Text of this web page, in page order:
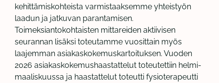
kehittämiskohteista varmistaaksemme yhteistyön
laadun ja jatkuvan parantamisen.
Toimeksiantokohtaisten mittareiden aktiivisen
seurannan lisäksi toteutamme vuosittain myös
laajemman asiakaskokemuskartoituksen. Vuoden
2026 asiakaskokemushaastattelut toteutettiin helmi-
maaliskuussa ja haastattelut toteutti fysioterapeutti